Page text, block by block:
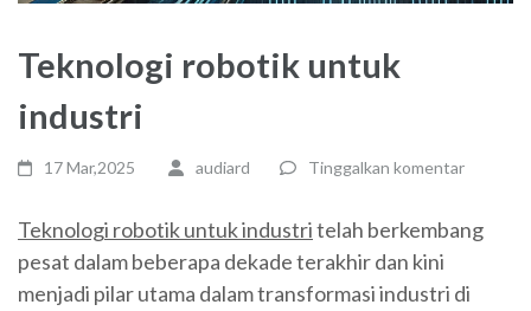
Teknologi robotik untuk
industri
17 Mar,2025 audiard Tinggalkan komentar
Teknologi robotik untuk industritelah berkembang
pesat dalam beberapa dekade terakhir dan kini
menjadi pilar utama dalam transformasi industri di